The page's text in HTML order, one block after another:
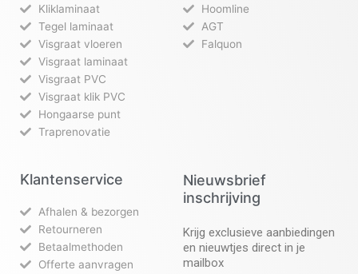
Kliklaminaat
Tegel laminaat
Visgraat vloeren
Visgraat laminaat
Visgraat PVC
Visgraat klik PVC
Hongaarse punt
Traprenovatie
Hoomline
AGT
Falquon
Klantenservice
Afhalen & bezorgen
Retourneren
Betaalmethoden
Offerte aanvragen
Nieuwsbrief
inschrijving
Krijg exclusieve aanbiedingen
en nieuwtjes direct in je
mailbox